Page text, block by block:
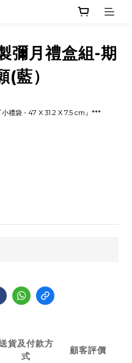
彌月禮盒組-期
藍）
禮袋 - 47 X 31.2 X 7.5 cm』***
貨及付款方
式
顧客評價